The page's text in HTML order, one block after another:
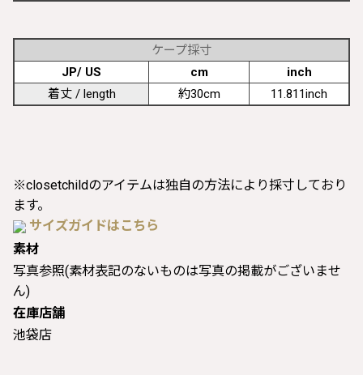
ケープ採寸
JP/ US
cm
inch
着丈 / length
約30cm 11.811inch
※closetchildのアイテムは独自の方法により採寸しており
ます。
サイズガイドはこちら
素材
写真参照(素材表記のないものは写真の掲載がございませ
ん)
在庫店舗
池袋店